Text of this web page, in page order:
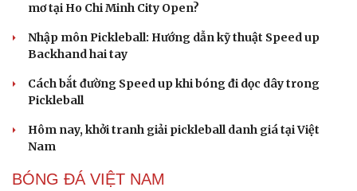
mơ tại Ho Chi Minh City Open?
Nhập môn Pickleball: Hướng dẫn kỹ thuật Speed up
Backhand hai tay
Cách bắt đường Speed up khi bóng đi dọc dây trong
Pickleball
Hôm nay, khởi tranh giải pickleball danh giá tại Việt
Nam
BÓNG ĐÁ VIỆT NAM